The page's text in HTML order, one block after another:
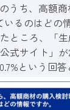
うち、高額
るのはどの
ところ、「
式サイト」
という回答